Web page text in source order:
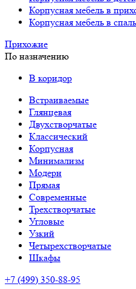
Корпусная мебель в
Корпусная мебель в
Прихожие
По назначению
В коридор
Встраиваемые
Глянцевая
Двухстворчатые
Классический
Корпусная
Минимализм
Модерн
Прямая
Современные
Трехстворчатые
Угловые
Узкий
Четырехстворчатые
Шкафы
+7 (499) 350-88-95